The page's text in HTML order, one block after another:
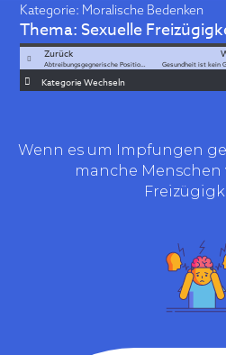
Kategorie: Moralische Bedenken
Thema:Sexuelle
Zurück
Abtreibungsgegnerische Positionen Gesundheit ist kein
Kategorie Wechseln
Wenn es um Impfungen
manche Menschen